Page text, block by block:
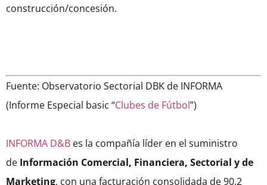
construcción/concesión.
Fuente: Observatorio Sectorial DBK de INFORMA
(Informe Especial basic “Clubes de Fútbol”)
INFORMA D&B es la compañía líder en el suministro
de Información Comercial, Financiera, Sectorial y de
Marketing, con una facturación consolidada de 90,2